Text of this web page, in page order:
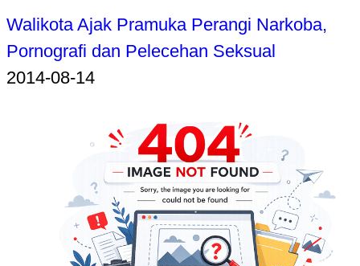
Walikota Ajak Pramuka Perangi Narkoba,
Pornografi dan Pelecehan Seksual
2014-08-14